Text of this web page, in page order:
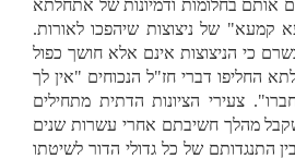
בחלומות ודמיונות של אתחלתא
קמעא" של ניצוצות שיהפכו לאורות.
כי הניצוצות אינם אלא חושך כפול
החליפו דברי חז"ל הנכוחים "אין לך
צעירי הציונות הדתית מתחילים
מהלך חשיבתם אחרי עשרות שנים
התנגדותם של כל גדולי הדור לשיטתו